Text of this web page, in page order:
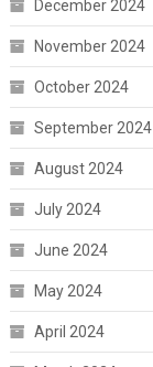
December 2024
November 2024
October 2024
September 2024
August 2024
July 2024
June 2024
May 2024
April 2024